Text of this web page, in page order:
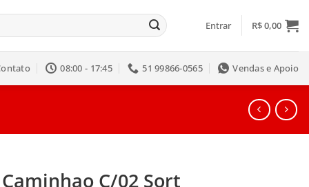
Entrar R$0,00
08:00 - 17:45 51 99866-0565 Vendas e Apoio
C/02 Sort